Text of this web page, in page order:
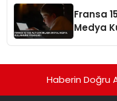
Fransa
Medya
Haberin Doğru